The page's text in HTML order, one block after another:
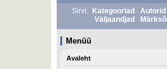
Sirvi:
Kategooriad Autorid
Väljaandjad
Menüü
Avaleht